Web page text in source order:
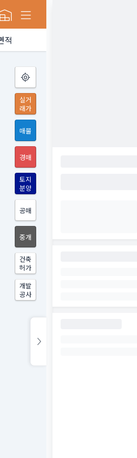
적
실거
래가
매물
경매
토지
분양
공매
중개
건축
허가
개발
공사